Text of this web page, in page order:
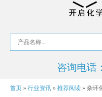
咨询电话
首页 » 行业资讯 » 推荐阅读 » 杂环